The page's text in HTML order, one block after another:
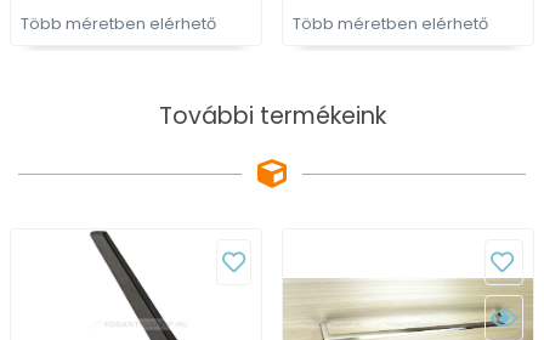
Több méretben elérhető Több méretben elérhető
További termékeink